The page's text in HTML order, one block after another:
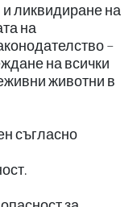
ликвидиране на
на
–
на всички
животни в
съгласно